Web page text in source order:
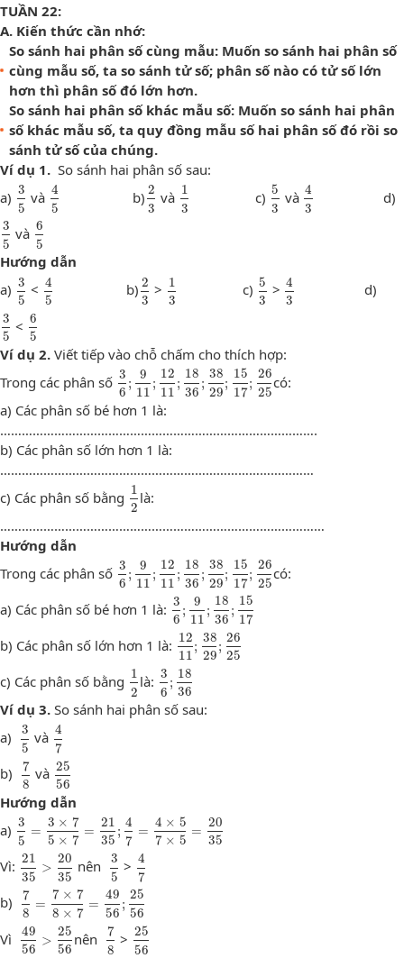
TUẦN 22:
A. Kiến thức cần nhớ:
So sánh hai phân số cùng mẫu: Muốn so sánh hai phân số
cùng mẫu số, ta so sánh tử số; phân số nào có tử số lớn
hơn thì phân số đó lớn hơn.
So sánh hai phân số khác mẫu số: Muốn so sánh hai phân
số khác mẫu số, ta quy đồng mẫu số hai phân số đó rồi so
sánh tử số của chúng.
Ví dụ 1. So sánh hai phân số sau:
a) 3
5
35 và 4
5
45 b) 2
3
23 và 1
3
13 c) 5
3
53 và 4
3
43 d)
3
5
35 và 6
5
65
Hướng dẫn
a) 3
5
35 < 4
5
45 b) 2
3
23 > 1
3
13 c) 5
3
53 > 4
3
43 d)
3
5
35 < 6
5
65
Ví dụ 2. Viết tiếp vào chỗ chấm cho thích hợp:
Trong các phân số 3
6
;
9
11
;
12
11
;
18
36
;
38
29
;
15
17
;
26
25
36 911 ;12 11; 1836 ;38 29; 15
có:
a) Các phân số bé hơn 1 là:
…………………………………………………………………………….
b) Các phân số lớn hơn 1 là:
……………………………………………………………………………
c) Các phân số bằng 1
2
12là:
………………………………………………………………………………
Hướng dẫn
Trong các phân số 3
6
;
9
11
;
12
11
;
18
36
;
38
29
;
15
17
;
26
25
36 911 ;12 11; 1836 ;38 29; 15
có:
a) Các phân số bé hơn 1 là: 3
6
;
9
11
;
18
36
;
15
17
36 911 ;18 36;
b) Các phân số lớn hơn 1 là: 12
11
;
38
29
;
26
25
12 11;3829
c) Các phân số bằng 1
2
12là: 3
6
;
18
36
36 18
Ví dụ 3. So sánh hai phân số sau:
a)
3
5
35 và 4
7
47
b)
7
8
78 và 25
56
2556
Hướng dẫn
a) 3
5
=
3 × 7
5 × 7
=
21
35
;
4
7
=
4 × 5
7 × 5
=
20
35
35 × 75 × 2135; =4 ×57 =20
Vì: 21
35
>
20
35
21 >20 35
nên
3
5
35 > 4
7
47
b)
7
8
=
7 × 7
8 × 7
=
49
56
;
25
56
78 × 78 × 4956;25
Vì
49
56
>
25
56
49 >25 56
nên
7
8
78 > 25
56
25